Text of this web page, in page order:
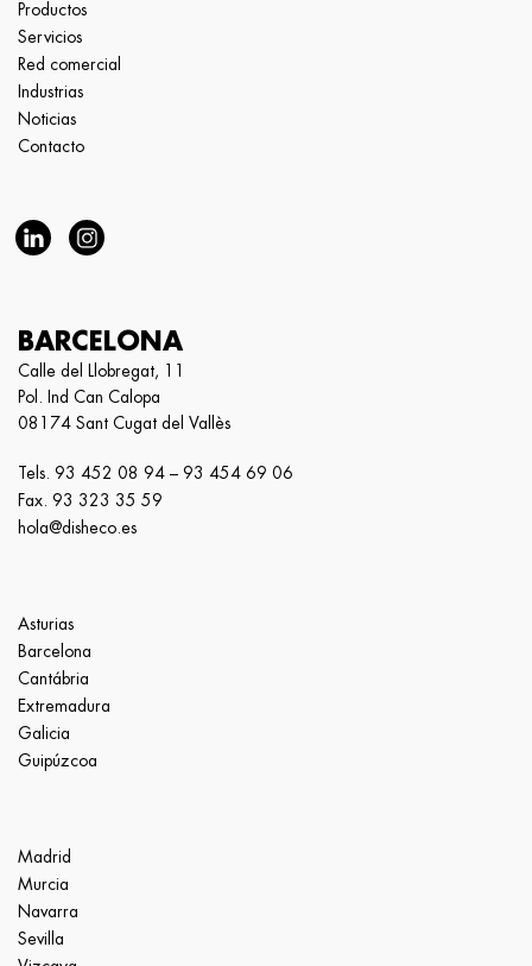
Productos
Servicios
Red comercial
Industrias
Noticias
Contacto
BARCELONA
Calle del Llobregat, 11
Pol. Ind Can Calopa
08174 Sant Cugat del Vallès
Tels. 93 452 08 94 – 93 454 69 06
Fax. 93 323 35 59
hola@disheco.es
Asturias
Barcelona
Cantábria
Extremadura
Galicia
Guipúzcoa
Madrid
Murcia
Navarra
Sevilla